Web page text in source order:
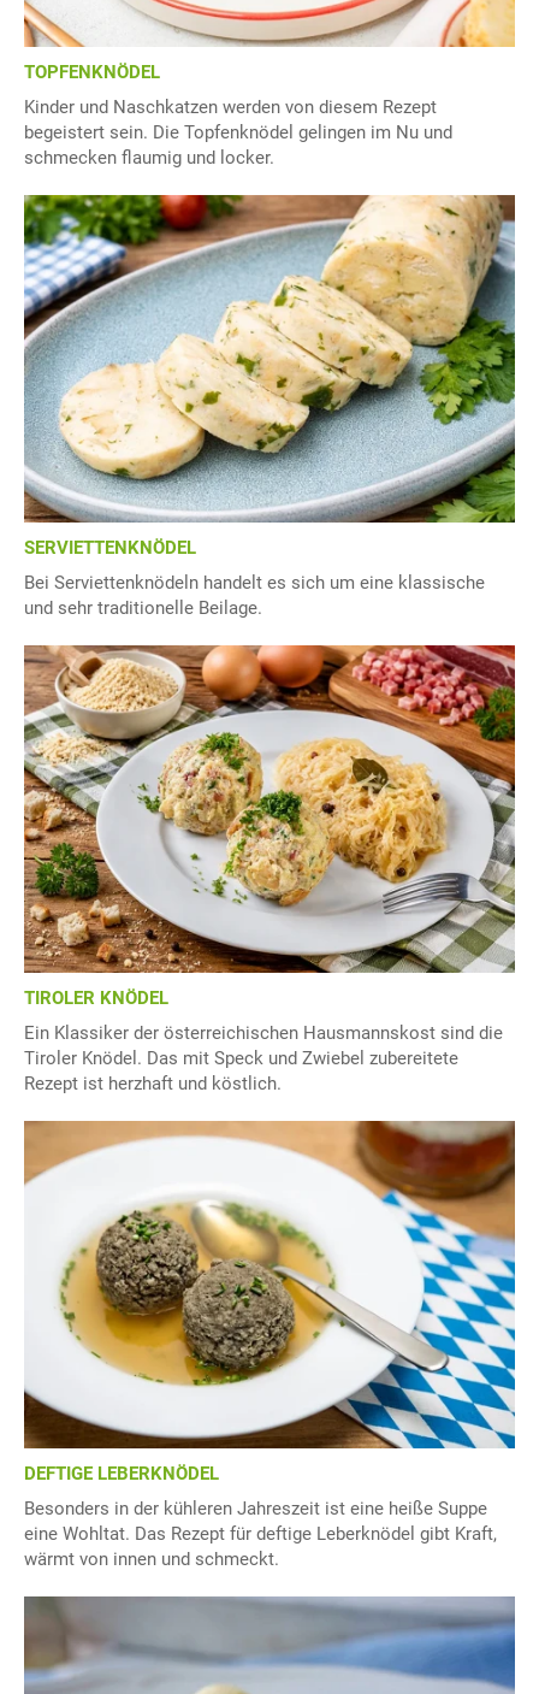
TOPFENKNÖDEL
Kinder und Naschkatzen werden von diesem Rezept
begeistert sein. Die Topfenknödel gelingen im Nu und
schmecken flaumig und locker.
SERVIETTENKNÖDEL
Bei Serviettenknödeln handelt es sich um eine klassische
und sehr traditionelle Beilage.
TIROLER KNÖDEL
Ein Klassiker der österreichischen Hausmannskost sind die
Tiroler Knödel. Das mit Speck und Zwiebel zubereitete
Rezept ist herzhaft und köstlich.
DEFTIGE LEBERKNÖDEL
Besonders in der kühleren Jahreszeit ist eine heiße Suppe
eine Wohltat. Das Rezept für deftige Leberknödel gibt Kraft,
wärmt von innen und schmeckt.